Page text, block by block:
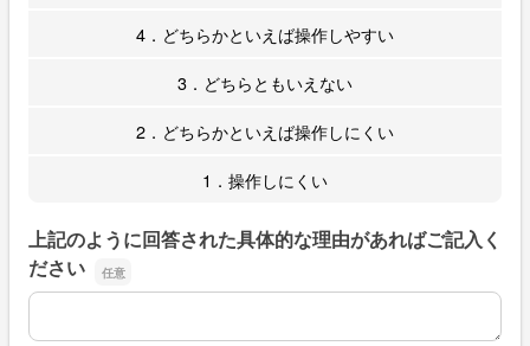
4．どちらかといえば操作しやすい
3．どちらともいえない
2．どちらかといえば操作しにくい
1．操作しにくい
上記のように回答された具体的な理由があればご記入く
ださい
上記のように回答された具体的な理由があればご記入くだ